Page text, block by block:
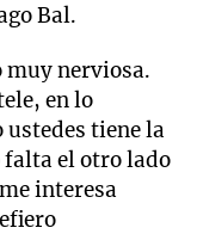
Bal.
muy nerviosa.
en lo
tiene la
falta el otro lado
interesa